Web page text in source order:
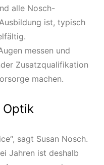
alle Nosch-
ist, typisch
messen und
Zusatzqualifikation
machen.
sagt Susan Nosch.
Jahren ist deshalb